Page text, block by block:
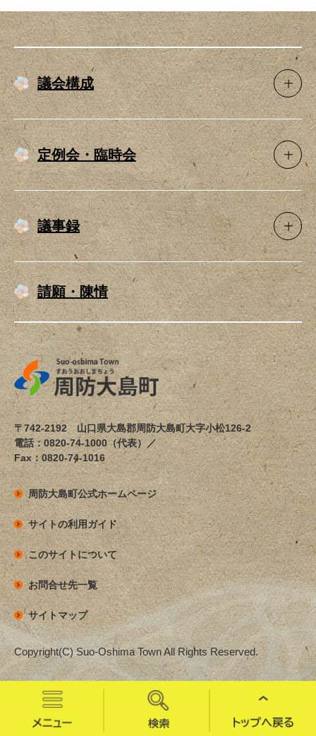
議会構成
定例会・臨時会
議事録
請願・陳情
〒742-2192 山口県大島郡周防大島町大字小松126-2
電話：0820-74-1000（代表）／
Fax：0820-74-1016
周防大島町公式ホームページ
サイトの利用ガイド
このサイトについて
お問合せ先一覧
サイトマップ
Copyright(C) Suo-Oshima Town All Rights Reserved.